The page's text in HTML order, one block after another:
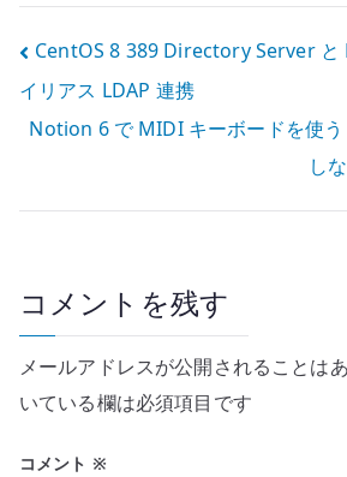
投
稿
ナ
ビ
ー
シ
ョ
ン
CentOS 8 389 Directory Server と
イリアス LDAP 連携
Notion 6 で MIDI キーボードを使
し
コメントを残す
メールアドレスが公開されることはあ
いている欄は必須項目です
コメント ※